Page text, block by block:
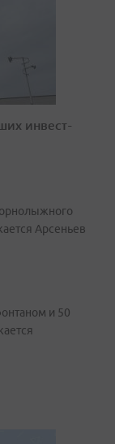
инвест-
Арсеньев
и 50